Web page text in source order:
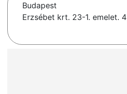
Budapest
Erzsébet krt. 23-1. emelet. 4